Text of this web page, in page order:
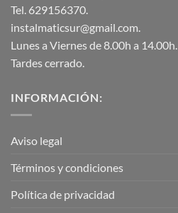
Tel. 629156370.
instalmaticsur@gmail.com.
Lunes a Viernes de 8.00h a 14.00h.
Tardes cerrado.
INFORMACIÓN:
Aviso legal
Términos y condiciones
Política de privacidad